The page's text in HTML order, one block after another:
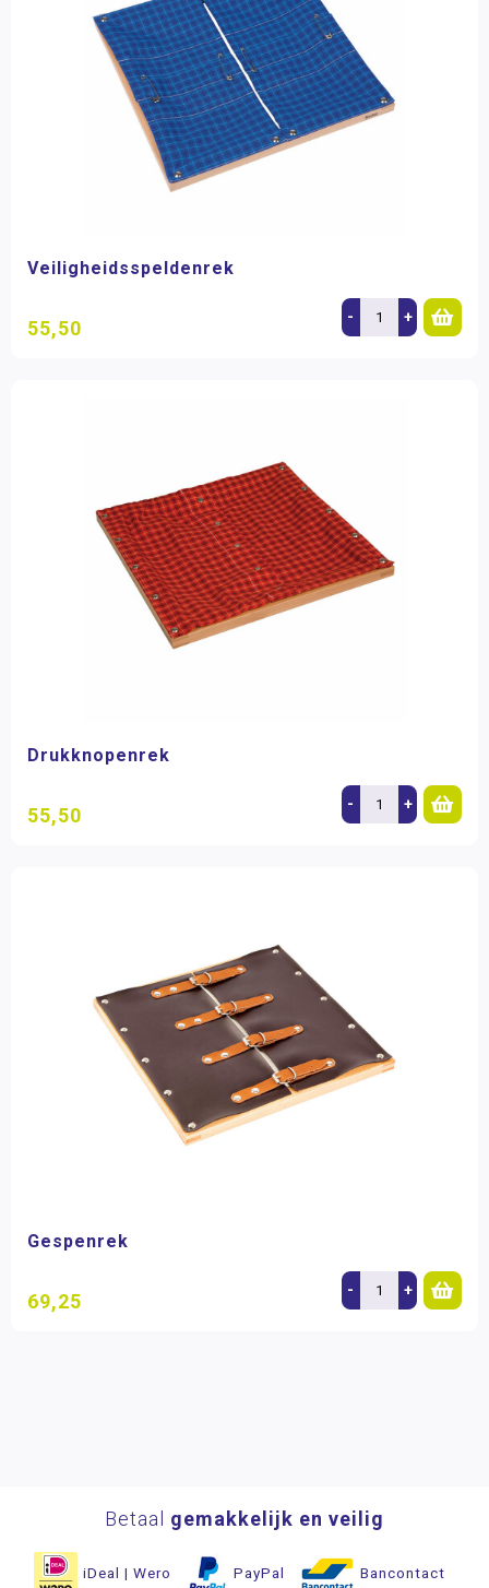
Veiligheidsspeldenrek
55,50 - +
Drukknopenrek
55,50 - +
Gespenrek
69,25 - +
Betaal gemakkelijk en veilig
iDeal | Wero PayPal Bancontact